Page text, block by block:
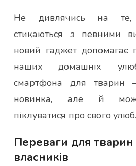
Не дивлячись на те,
стикаються з певними
новий гаджет допомагає
наших домашніх
смартфона для
новинка, але й
піклуватися про свого
Переваги для тварин
власників